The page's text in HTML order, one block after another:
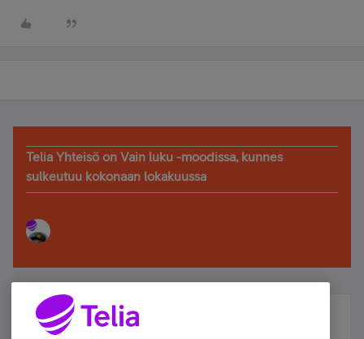
Telia Yhteisö on Vain luku -moodissa, kunnes
sulkeutuu kokonaan lokakuussa
Älä jää paitsi – osallistu ja voita!